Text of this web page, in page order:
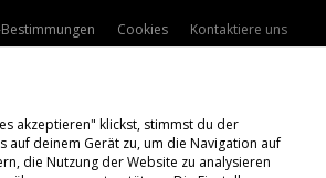
Cookies
Kontaktiere uns
akzeptieren" klickst, stimmst du der
auf deinem Gerät zu, um die Navigation auf
die Nutzung der Website zu analysieren